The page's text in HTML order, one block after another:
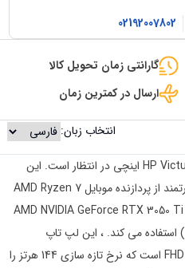
02192007802
گارانتی زمان تحویل کالا
ارسال در کمترین زمان
انتخاب زبان:
ماجراجویی با لپ تاپ گیمینگ HP Victus 15.6 اینچی در انتظار است. این
دستگاه شیک و در عین حال بسیار قدرتمند از پردازنده موبایل AMD Ryzen 7
5800H (1)، پردازنده گرافیکی لپ تاپ AMD NVIDIA GeForce RTX 3050 Ti
و 16 گیگابایت حافظه DDR4 پلاس (2) استفاده می کند. ، این لپ تاپ
گیمینگ HP دارای صفحه نمایش FHD IPS است که نرخ تازه سازی 144 هرتز را